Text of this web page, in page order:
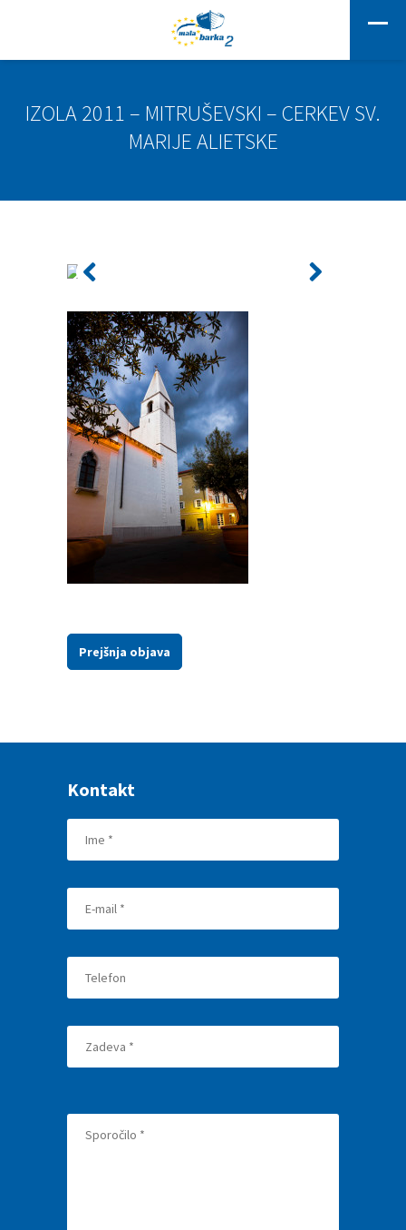
IZOLA 2011 – MITRUŠEVSKI – CERKEV SV.
MARIJE ALIETSKE
Prejšnja objava
Kontakt